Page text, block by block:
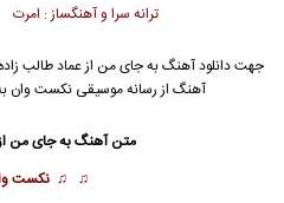
ترانه سرا و آهنگساز :
جهت دانلود آهنگ به جای من ازعماد طالب زاده
آهنگ از رسانه موسیقی نکست وان
متن آهنگ به جای من
♫ ♫ نکست